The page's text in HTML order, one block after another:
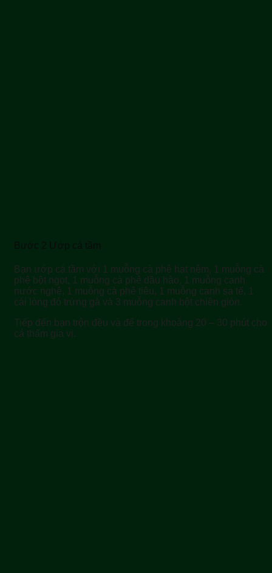
Bước 2 Ướp cá tầm
Bạn ướp cá tầm với 1 muỗng cà phê hạt nêm, 1 muỗng cà
phê bột ngọt, 1 muỗng cà phê dầu hào, 1 muỗng canh
nước nghệ, 1 muỗng cà phê tiêu, 1 muỗng canh sa tế, 1
cái lòng đỏ trứng gà và 3 muỗng canh bột chiên giòn.
Tiếp đến bạn trộn đều và để trong khoảng 20 – 30 phút cho
cá thấm gia vị.